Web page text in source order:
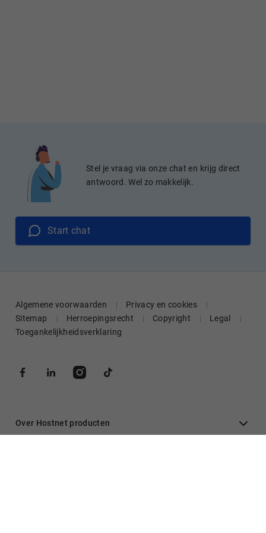
Stel je vraag via onze chat en krijg direct
antwoord. Wel zo makkelijk.
Start chat
Algemene voorwaarden
Privacy en cookies
Sitemap
Herroepingsrecht Copyright
Legal
Toegankelijkheidsverklaring
Over Hostnet producten